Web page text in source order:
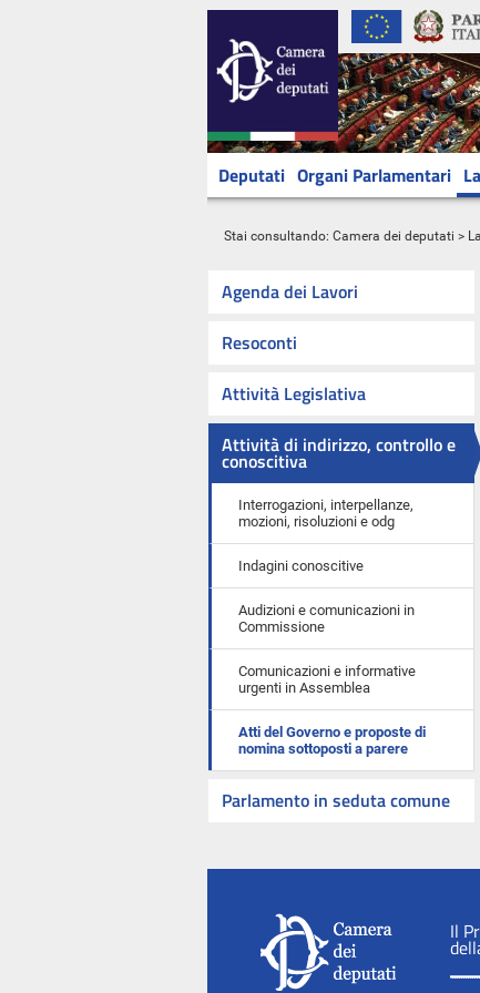
Deputati Organi Parlamentari
Stai consultando: Camera dei deputati >
Agenda dei Lavori
Resoconti
Attività Legislativa
Attività di indirizzo, controllo e
conoscitiva
Interrogazioni, interpellanze,
mozioni, risoluzioni e odg
Indagini conoscitive
Audizioni e comunicazioni in
Commissione
Comunicazioni e informative
urgenti in Assemblea
Atti del Governo e proposte di
nomina sottoposti a parere
Parlamento in seduta comune
Il